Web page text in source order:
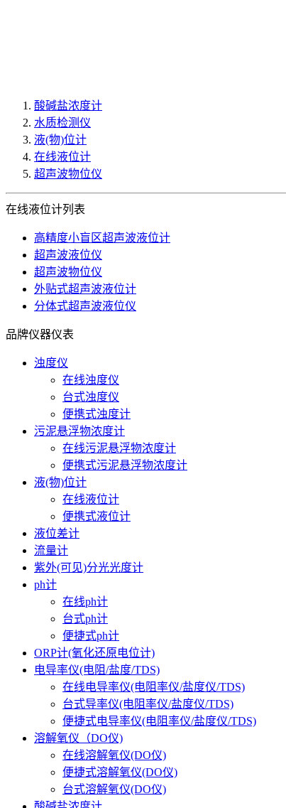
酸碱盐浓度计
水质检测仪
液(物)位计
在线液位计
超声波物位仪
在线液位计列表
高精度小盲区超声波液位计
超声波液位仪
超声波物位仪
外贴式超声波液位计
分体式超声波液位仪
品牌仪器仪表
浊度仪
在线浊度仪
台式浊度仪
便携式浊度计
污泥悬浮物浓度计
在线污泥悬浮物浓度计
便携式污泥悬浮物浓度计
液(物)位计
在线液位计
便携式液位计
液位差计
流量计
紫外(可见)分光光度计
ph计
在线ph计
台式ph计
便捷式ph计
ORP计(氧化还原电位计)
电导率仪(电阻/盐度/TDS)
在线电导率仪(电阻率仪/盐度仪/TDS)
台式导率仪(电阻率仪/盐度仪/TDS)
便捷式电导率仪(电阻率仪/盐度仪/TDS)
溶解氧仪（DO仪)
在线溶解氧仪(DO仪)
便捷式溶解氧仪(DO仪)
台式溶解氧仪(DO仪)